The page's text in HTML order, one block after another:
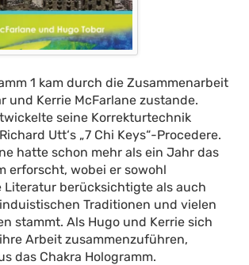
1 kam durch die Zusammenarbeit
und Kerrie McFarlane zustande.
seine Korrekturtechnik
Utt‘s „7 Chi Keys“-Procedere.
hatte schon mehr als ein Jahr das
erforscht, wobei er sowohl
Literatur berücksichtigte als auch
Traditionen und vielen
stammt. Als Hugo und Kerrie sich
Arbeit zusammenzuführen,
das Chakra Hologramm.